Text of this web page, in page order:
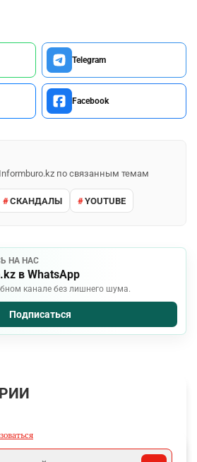
Telegram
Facebook
по связанным темам
СКАНДАЛЫ YOUTUBE
НА НАС
в WhatsApp
канале без лишнего шума.
Подписаться